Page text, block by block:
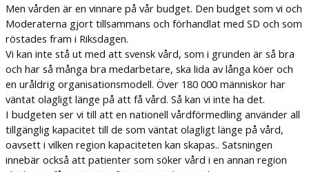
Men vården är en vinnare på vår budget. Den budget som vi och
Moderaterna gjort tillsammans och förhandlat med SD och som
röstades fram i Riksdagen.
Vi kan inte stå ut med att svensk vård, som i grunden är så bra
och har så många bra medarbetare, ska lida av långa köer och
en uråldrig organisationsmodell. Över 180 000 människor har
väntat olagligt länge på att få vård. Så kan vi inte ha det.
I budgeten ser vi till att en nationell vårdförmedling använder all
tillgänglig kapacitet till de som väntat olagligt länge på vård,
oavsett i vilken region kapaciteten kan skapas.. Satsningen
innebär också att patienter som söker vård i en annan region